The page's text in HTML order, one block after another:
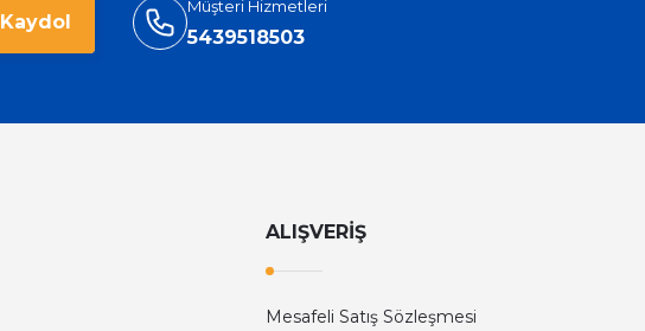
Kaydol
Müşteri Hizmetleri
5439518503
ALIŞVERİŞ
Mesafeli Satış Sözleşmesi